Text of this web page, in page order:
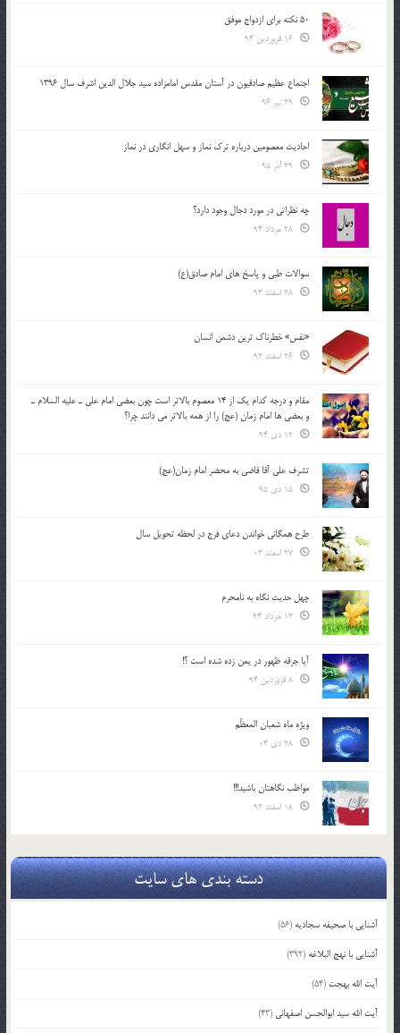
50 نکته برای ازدواج موفق
اجتماع عظیم صادقیون در آستان مقدس امامزاده سید جلال الدین اشرف سال 1396
احادیث معصومین درباره ترک نماز و سهل انگاری در نماز
چه نظراتی در مورد دجال وجود دارد؟
سوالات طبی و پاسخ های امام صادق(ع)
«نفس» خطرناک ترین دشمن انسان
مقام و درجه كدام يك از 14 معصوم بالاتر است چون بعضي امام علي ـ عليه السلام ـ
و بعضي ها امام زمان (عج) را از همه بالاتر مي دانند چرا؟
تشرف علي آقا قاضي به محضر امام زمان(عج)
طرح همگانی خواندن دعای فرج در لحظه تحویل سال
چهل حدیث نگاه به نامحرم
آیا جرقه ظهور در یمن زده شده است ؟!
ویژه ماه شعبان المعظّم
مواظب نگاهتان باشید!!!
دسته بندی های سایت
آشنایی با صحیفه سجادیه (56)
آشنایی با نهج البلاغه (392)
آیت الله بهجت (54)
آیت الله سید ابوالحسن اصفهانی (43)